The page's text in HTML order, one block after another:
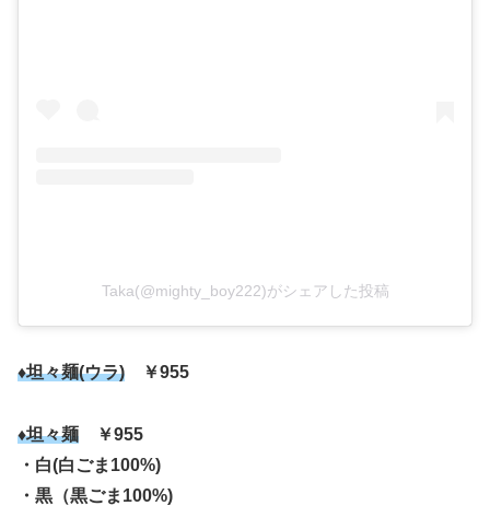
Taka(@mighty_boy222)がシェアした投稿
♦坦々麺(ウラ) ￥955
♦坦々麺
￥955
・白(白ごま100%)
・黒（黒ごま100%)